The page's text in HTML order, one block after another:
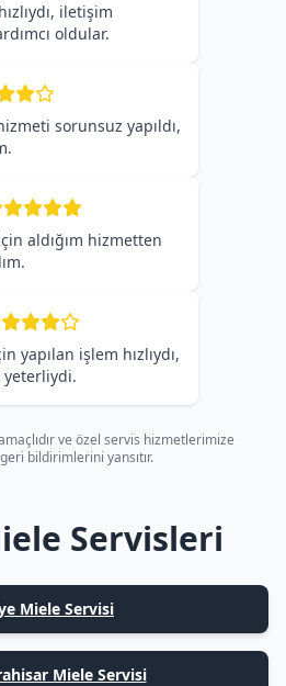
iletişim
oldular.
sorunsuz yapıldı,
aldığım hizmetten
yapılan işlem hızlıydı,
ve özel servis hizmetlerimize
bildirimlerini yansıtır.
Servisleri
Miele Servisi
Miele Servisi